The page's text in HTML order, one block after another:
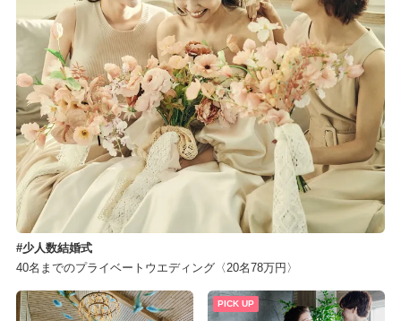
少人数結婚式
40名までのプライベートウエディング〈20名78万円〉
PICK UP